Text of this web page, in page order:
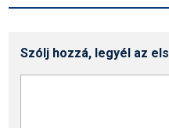
Szólj hozzá, legyél az